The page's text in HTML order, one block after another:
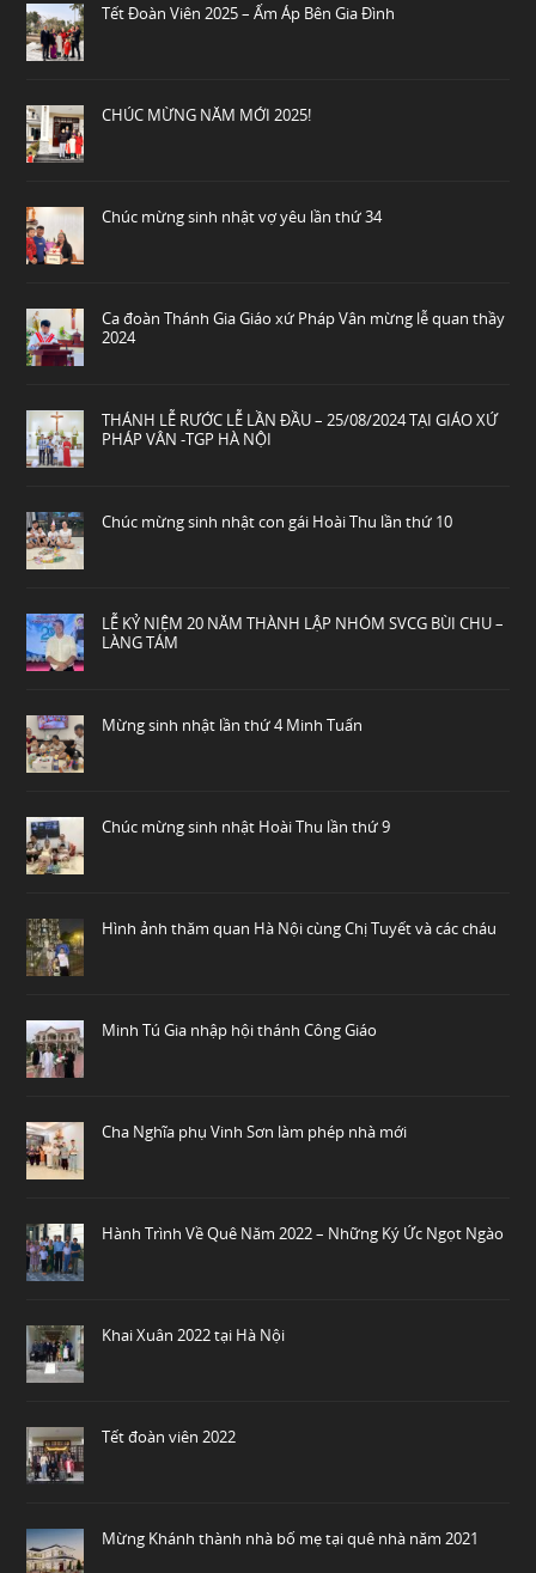
Tết Đoàn Viên 2025 – Ấm Áp Bên Gia Đình
CHÚC MỪNG NĂM MỚI 2025!
Chúc mừng sinh nhật vợ yêu lần thứ 34
Ca đoàn Thánh Gia Giáo xứ Pháp Vân mừng lễ quan thầy
2024
THÁNH LỄ RƯỚC LỄ LẦN ĐẦU – 25/08/2024 TẠI GIÁO XỨ
PHÁP VÂN -TGP HÀ NỘI
Chúc mừng sinh nhật con gái Hoài Thu lần thứ 10
LỄ KỶ NIỆM 20 NĂM THÀNH LẬP NHÓM SVCG BÙI CHU –
LÀNG TÁM
Mừng sinh nhật lần thứ 4 Minh Tuấn
Chúc mừng sinh nhật Hoài Thu lần thứ 9
Hình ảnh thăm quan Hà Nội cùng Chị Tuyết và các cháu
Minh Tú Gia nhập hội thánh Công Giáo
Cha Nghĩa phụ Vinh Sơn làm phép nhà mới
Hành Trình Về Quê Năm 2022 – Những Ký Ức Ngọt Ngào
Khai Xuân 2022 tại Hà Nội
Tết đoàn viên 2022
Mừng Khánh thành nhà bố mẹ tại quê nhà năm 2021